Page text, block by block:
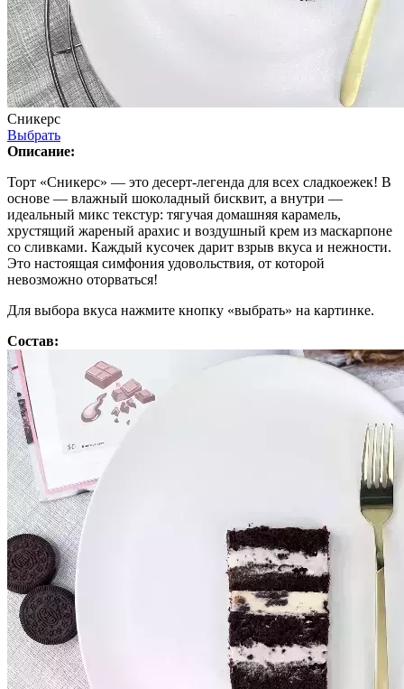
Сникерс
Выбрать
Описание:
Торт «Сникерс» — это десерт-легенда для всех сладкоежек! В
основе — влажный шоколадный бисквит, а внутри —
идеальный микс текстур: тягучая домашняя карамель,
хрустящий жареный арахис и воздушный крем из маскарпоне
со сливками. Каждый кусочек дарит взрыв вкуса и нежности.
Это настоящая симфония удовольствия, от которой
невозможно оторваться!
Для выбора вкуса нажмите кнопку «выбрать» на картинке.
Состав: